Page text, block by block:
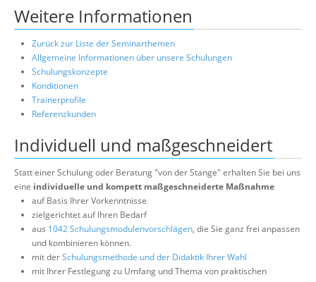
Weitere Informationen
Zurück zur Liste der Seminarthemen
Allgemeine Informationen über unsere Schulungen
Schulungskonzepte
Konditionen
Trainerprofile
Referenzkunden
Individuell und maßgeschneidert
Statt einer Schulung oder Beratung "von der Stange" erhalten Sie bei uns
eine individuelle und kompett maßgeschneiderte Maßnahme
auf Basis Ihrer Vorkenntnisse
zielgerichtet auf Ihren Bedarf
aus 1042 Schulungsmodulenvorschlägen, die Sie ganz frei anpassen
und kombinieren können.
mit derSchulungsmethode und der Didaktik Ihrer Wahl
mit Ihrer Festlegung zu Umfang und Thema von praktischen